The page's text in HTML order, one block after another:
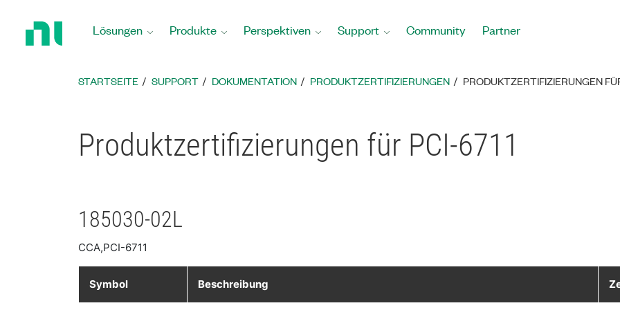
Startseite
Lösungen Produkte Perspektiven Support Community Partner
STARTSEITE SUPPORT DOKUMENTATION PRODUKTZERTIFIZIERUNGEN PRODUKTZERTIFIZIERUNGEN
Produktzertifizierungen für PCI-6711
185030-02L
CCA,PCI-6711
Symbol Beschreibung